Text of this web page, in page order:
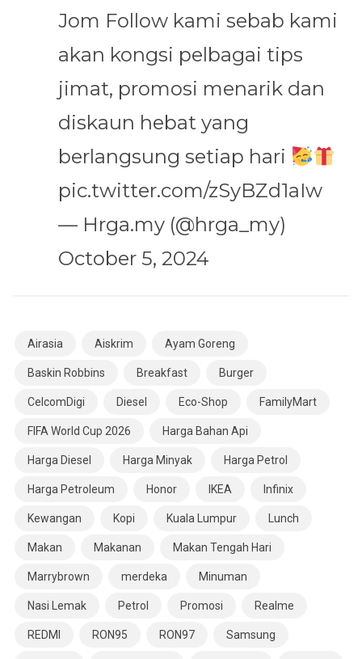
Jom Follow kami sebab kami
akan kongsi pelbagai tips
jimat, promosi menarik dan
diskaun hebat yang
berlangsung setiap hari
pic.twitter.com/zSyBZd1aIw
— Hrga.my (@hrga_my)
October 5, 2024
Airasia Aiskrim Ayam Goreng
Baskin Robbins Breakfast Burger
CelcomDigi Diesel Eco-Shop FamilyMart
FIFA World Cup 2026 Harga Bahan Api
Harga Diesel Harga Minyak Harga Petrol
Harga Petroleum Honor IKEA Infinix
Kewangan Kopi Kuala Lumpur Lunch
Makan Makanan Makan Tengah Hari
Marrybrown merdeka Minuman
Nasi Lemak Petrol Promosi Realme
REDMI RON95 RON97 Samsung